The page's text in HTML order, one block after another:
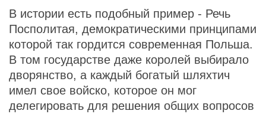
В истории есть подобный пример - Речь
Посполитая, демократическими принципами
которой так гордится современная Польша.
В том государстве даже королей выбирало
дворянство, а каждый богатый шляхтич
имел свое войско, которое он мог
делегировать для решения общих вопросов